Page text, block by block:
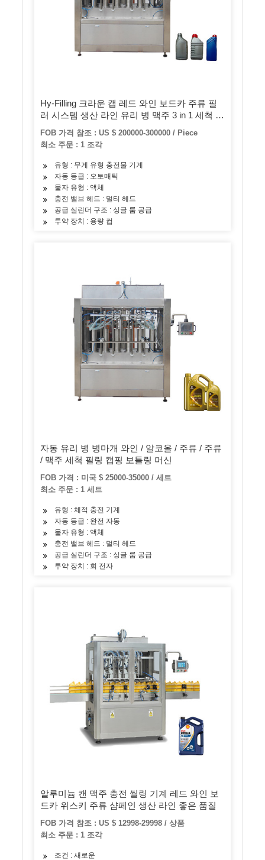
Hy-Filling 크라운 캡 레드 와인 보드카 주류 필
러 시스템 생산 라인 유리 병 맥주 3 in 1 세척 필
링 캡핑 기계
FOB 가격 참조 : US $ 200000-300000 / Piece
최소 주문 : 1 조각
유형 : 무게 유형 충전물 기계
자동 등급 : 오토매틱
물자 유형 : 액체
충전 밸브 헤드 : 멀티 헤드
공급 실린더 구조 : 싱글 룸 공급
투약 장치 : 용량 컵
자동 유리 병 병마개 와인 / 알코올 / 주류 / 주류
/ 맥주 세척 필링 캡핑 보틀링 머신
FOB 가격 : 미국 $ 25000-35000 / 세트
최소 주문 : 1 세트
유형 : 체적 충전 기계
자동 등급 : 완전 자동
물자 유형 : 액체
충전 밸브 헤드 : 멀티 헤드
공급 실린더 구조 : 싱글 룸 공급
투약 장치 : 회 전자
알루미늄 캔 맥주 충전 씰링 기계 레드 와인 보
드카 위스키 주류 샴페인 생산 라인 좋은 품질
FOB 가격 참조 : US $ 12998-29998 / 상품
최소 주문 : 1 조각
조건 : 새로운